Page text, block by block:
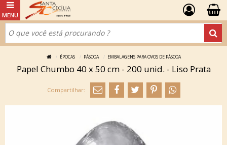
ÉPOCAS PÁSCOA EMBALAGENS PARA OVOS DE PÁSCOA
Papel Chumbo 40 x 50 cm - 200 unid. - Liso Prata